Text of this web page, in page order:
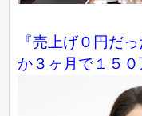
『売上げ０円だ
か３ヶ月で１５０